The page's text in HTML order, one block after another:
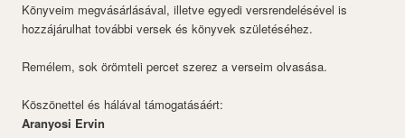
Könyveim megvásárlásával, illetve egyedi versrendelésével is
hozzájárulhat további versek és könyvek születéséhez.
Remélem, sok örömteli percet szerez a verseim olvasása.
Köszönettel és hálával támogatásáért:
Aranyosi Ervin